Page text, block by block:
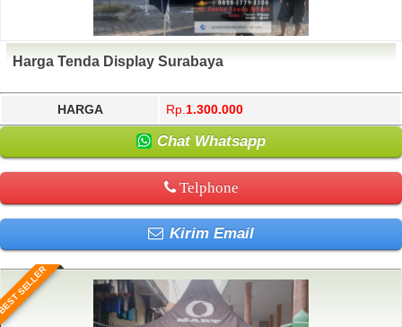
Harga Tenda Display Surabaya
HARGA Rp. 1.300.000
Chat Whatsapp
Telphone
Kirim Email
SELLER